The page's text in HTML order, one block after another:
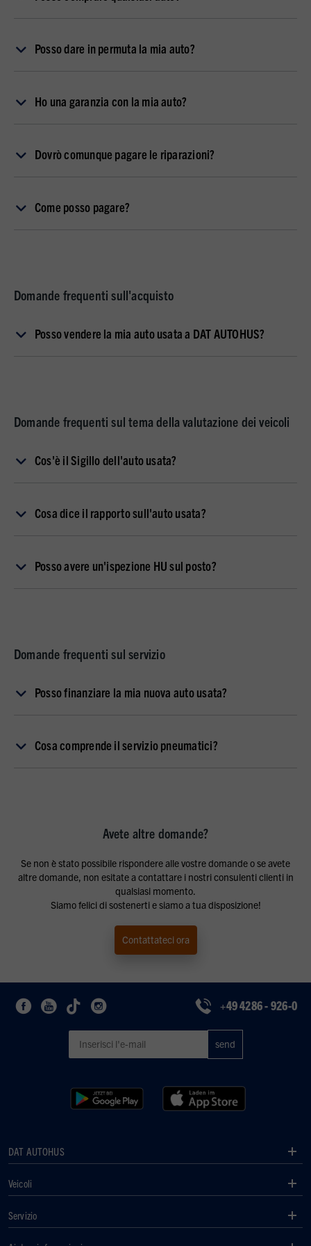
Posso dare in permuta la mia auto?
Ho una garanzia con la mia auto?
Dovrò comunque pagare le riparazioni?
Come posso pagare?
Domande frequenti sull'acquisto
Posso vendere la mia auto usata a DAT AUTOHUS?
Domande frequenti sul tema della valutazione dei veicoli
Cos'è il Sigillo dell'auto usata?
Cosa dice il rapporto sull'auto usata?
Posso avere un'ispezione HU sul posto?
Domande frequenti sul servizio
Posso finanziare la mia nuova auto usata?
Cosa comprende il servizio pneumatici?
Avete altre domande?
Se non è stato possibile rispondere alle vostre domande o se avete
altre domande, non esitate a contattare i nostri consulenti clienti in
qualsiasi momento.
Siamo felici di sostenerti e siamo a tua disposizione!
Contattateci ora
+49 4286 - 926-0
DAT AUTOHUS
Veicoli
Servizio